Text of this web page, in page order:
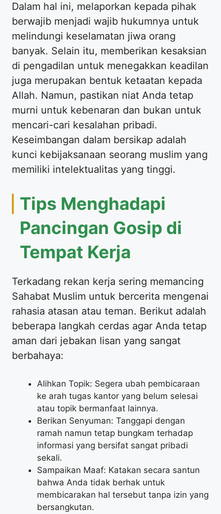
Dalam hal ini, melaporkan kepada pihak
berwajib menjadi wajib hukumnya untuk
melindungi keselamatan jiwa orang
banyak. Selain itu, memberikan kesaksian
di pengadilan untuk menegakkan keadilan
juga merupakan bentuk ketaatan kepada
Allah. Namun, pastikan niat Anda tetap
murni untuk kebenaran dan bukan untuk
mencari-cari kesalahan pribadi.
Keseimbangan dalam bersikap adalah
kunci kebijaksanaan seorang muslim yang
memiliki intelektualitas yang tinggi.
Tips Menghadapi
Pancingan Gosip di
Tempat Kerja
Terkadang rekan kerja sering memancing
Sahabat Muslim untuk bercerita mengenai
rahasia atasan atau teman. Berikut adalah
beberapa langkah cerdas agar Anda tetap
aman dari jebakan lisan yang sangat
berbahaya:
Alihkan Topik: Segera ubah pembicaraan
ke arah tugas kantor yang belum selesai
atau topik bermanfaat lainnya.
Berikan Senyuman: Tanggapi dengan
ramah namun tetap bungkam terhadap
informasi yang bersifat sangat pribadi
sekali.
Sampaikan Maaf: Katakan secara santun
bahwa Anda tidak berhak untuk
membicarakan hal tersebut tanpa izin yang
bersangkutan.